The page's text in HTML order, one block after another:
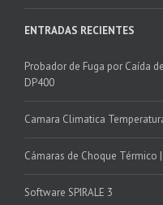
ENTRADAS RECIENTES
Probador de Fuga por Caída
DP400
Camara Climatica
Cámaras de Choque Térmico |
Software SPIRALE 3